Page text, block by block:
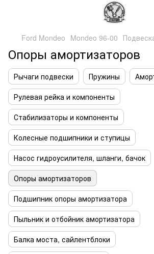
Ford Mondeo Mondeo 96-00
Опоры амортизаторов
Рычаги подвески Пружины
Рулевая рейка и компоненты
Стабилизаторы и компоненты
Колесные подшипники и ступицы
Насос гидроусилителя, шланги, бачок
Опоры амортизаторов
Подшипник опоры амортизатора
Пыльник и отбойник амортизатора
Балка моста, сайлентблоки